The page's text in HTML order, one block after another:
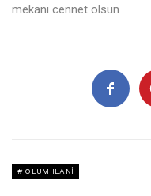
mekanı cennet olsun
ÖLÜM ILANI